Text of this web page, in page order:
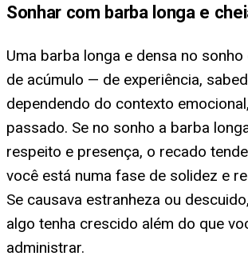
Sonhar com barba longa e
Uma barba longa e densa no
de acúmulo — de experiência,
dependendo do contexto
passado. Se no sonho a barba
respeito e presença, o recado
você está numa fase de solidez e
Se causava estranheza ou
algo tenha crescido além do que
administrar.